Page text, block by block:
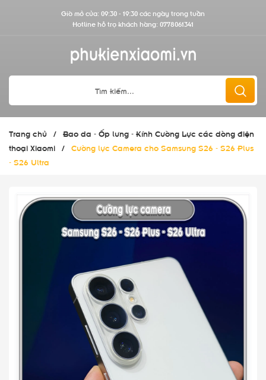
Giờ mở cửa: 09:30 - 19:30 các ngày trong tuần
Hotline hỗ trợ khách hàng: 0778061341
Trang chủ / Bao da - Ốp lưng - Kính Cường Lực các dòng điện
thoại Xiaomi / Cường lực Camera cho Samsung S26 - S26 Plus
- S26 Ultra